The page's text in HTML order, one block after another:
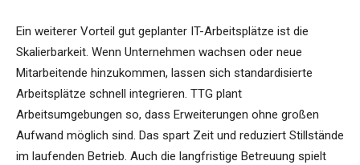
Ein weiterer Vorteil gut geplanter IT-Arbeitsplätze ist die
Skalierbarkeit. Wenn Unternehmen wachsen oder neue
Mitarbeitende hinzukommen, lassen sich standardisierte
Arbeitsplätze schnell integrieren. TTG plant
Arbeitsumgebungen so, dass Erweiterungen ohne großen
Aufwand möglich sind. Das spart Zeit und reduziert Stillstände
im laufenden Betrieb. Auch die langfristige Betreuung spielt